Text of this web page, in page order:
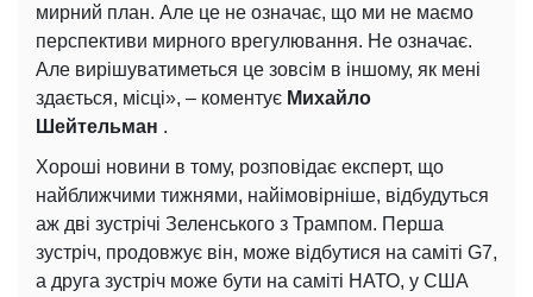
мирний план. Але це не означає, що ми не маємо
перспективи мирного врегулювання. Не означає.
Але вирішуватиметься це зовсім в іншому, як мені
здається, місці», – коментує Михайло
Шейтельман .
Хороші новини в тому, розповідає експерт, що
найближчими тижнями, найімовірніше, відбудуться
аж дві зустрічі Зеленського з Трампом. Перша
зустріч, продовжує він, може відбутися на саміті G7,
а друга зустріч може бути на саміті НАТО, у США